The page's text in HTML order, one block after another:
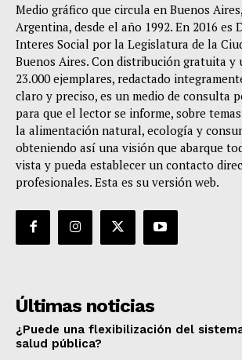
Medio gráfico que circula en Buenos
Argentina, desde el año 1992. En 2016 es
Interes Social por la Legislatura de la
Buenos Aires. Con distribución gratuita y
23.000 ejemplares, redactado
claro y preciso, es un medio de consulta
para que el lector se informe, sobre
la alimentación natural, ecología y
obteniendo así una visión que abarque
vista y pueda establecer un contacto
profesionales. Esta es su versión web.
Últimas noticias
¿Puede una flexibilización del
salud pública?